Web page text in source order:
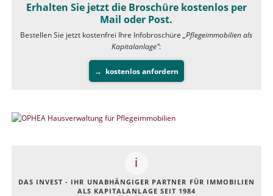
Erhalten Sie jetzt die Broschüre kostenlos per
Mail oder Post.
Bestellen Sie jetzt kostenfrei Ihre Infobroschüre„Pflegeimmobilien als
Kapitalanlage”:
kostenlos anfordern
DAS INVEST - IHR UNABHÄNGIGER PARTNER FÜR IMMOBILIEN
ALS KAPITALANLAGE SEIT 1984